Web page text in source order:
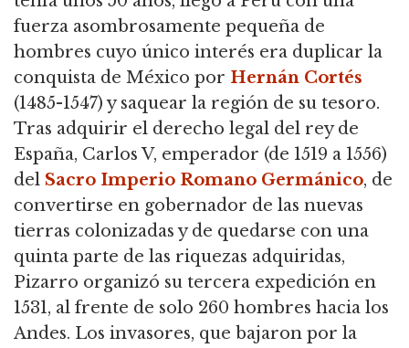
fuerza asombrosamente pequeña de
hombres cuyo único interés era duplicar la
conquista de México por Hernán Cortés
(1485-1547) y saquear la región de su tesoro.
Tras adquirir el derecho legal del rey de
España, Carlos V, emperador (de 1519 a 1556)
del Sacro Imperio Romano Germánico, de
convertirse en gobernador de las nuevas
tierras colonizadas y de quedarse con una
quinta parte de las riquezas adquiridas,
Pizarro organizó su tercera expedición en
1531, al frente de solo 260 hombres hacia los
Andes. Los invasores, que bajaron por la